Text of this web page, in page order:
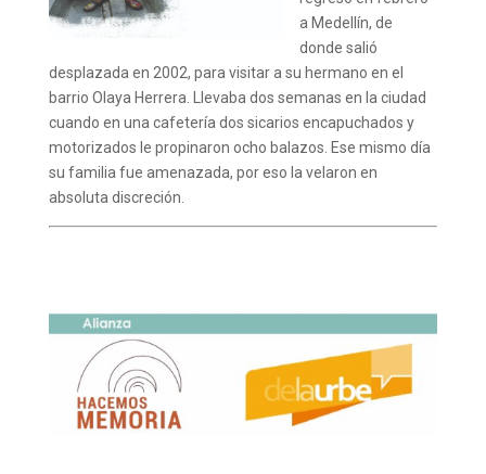
a Medellín, de
donde salió
desplazada en 2002, para visitar a su hermano en el
barrio Olaya Herrera. Llevaba dos semanas en la ciudad
cuando en una cafetería dos sicarios encapuchados y
motorizados le propinaron ocho balazos. Ese mismo día
su familia fue amenazada, por eso la velaron en
absoluta discreción.